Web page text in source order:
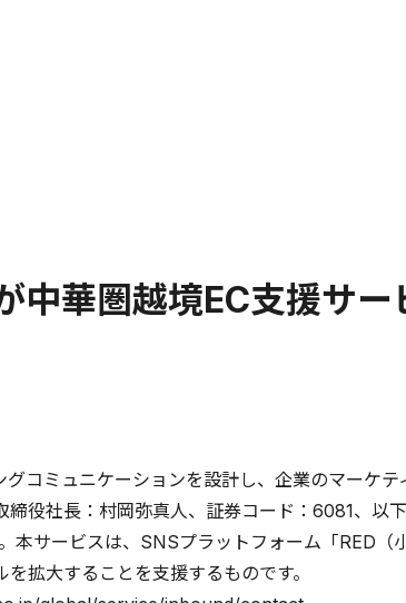
中華圏越境EC支援サ
コミュニケーションを設計し、企業のマーケ
役社長：村岡弥真人、証券コード：6081、以
本サービスは、SNSプラットフォーム「RED（
拡大することを支援するものです。